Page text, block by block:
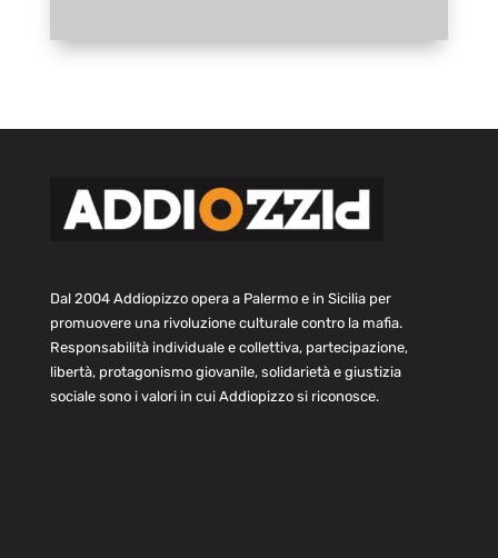
Dal 2004 Addiopizzo opera a Palermo e in Sicilia per
promuovere una rivoluzione culturale contro la mafia.
Responsabilità individuale e collettiva, partecipazione,
libertà, protagonismo giovanile, solidarietà e giustizia
sociale sono i valori in cui Addiopizzo si riconosce.